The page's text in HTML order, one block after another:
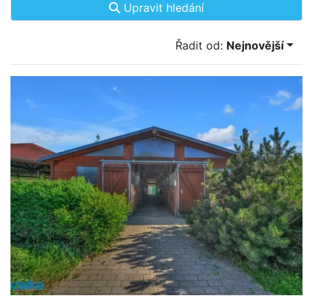
Upravit hledání
Řadit od: Nejnovější